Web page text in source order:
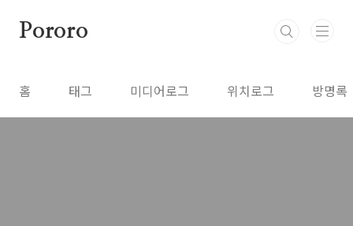
Pororo
홈 태그 미디어로그 위치로그 방명록